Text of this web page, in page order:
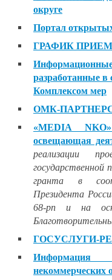
округе
Портал
ГРАФИК
разработанные в
Комплексом мер
ОМК-
«MEDIA
освещающая
реализации
государственной
гранта в
Президента
68-рп и на
ГОСУСЛУГИ-
Информация
некоммерческих